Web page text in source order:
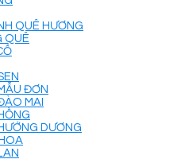
QUÊ HƯƠNG
QUÊ
ĐƠN
MAI
DƯƠNG